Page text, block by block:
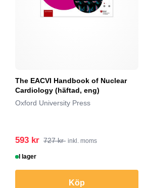
The EACVI Handbook of Nuclear
Cardiology (häftad, eng)
Oxford University Press
593 kr 727 kr inkl. moms
I lager
Köp